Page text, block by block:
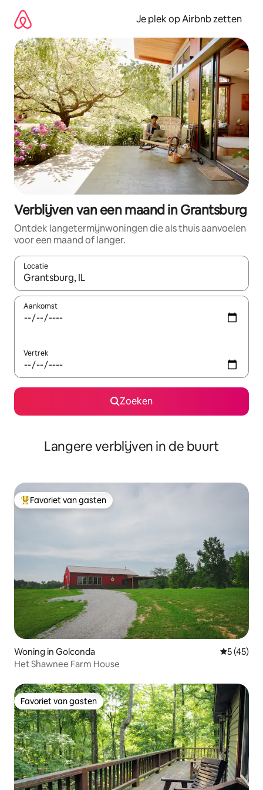
direct
naar
inhoud
Je plek op Airbnb zetten
Verblijven van een maand in Grantsburg
Ontdek langetermijnwoningen die als thuis aanvoelen
voor een maand of langer.
Locatie
Wanneer er resultaten beschikbaar zijn, maak je een keuze
Aankomst
Vertrek
Zoeken
Langere verblijven in de buurt
Topfavoriet van gasten
Favoriet van gasten
Woning in Golconda
5 (45)
Het Shawnee Farm House
Favoriet van gasten
Favoriet van gasten